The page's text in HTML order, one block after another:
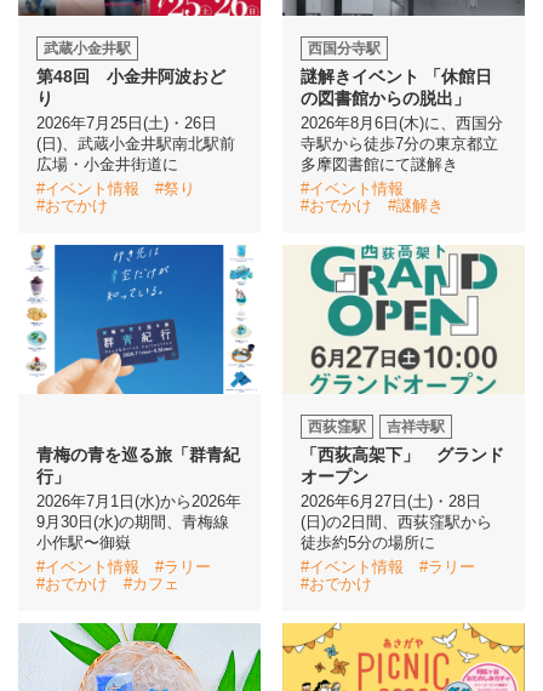
武蔵小金井駅
第48回 小金井阿波おど
り
2026年7月25日(土)・26日
(日)、武蔵小金井駅南北駅前
広場・小金井街道に
#イベント情報
#祭り
#おでかけ
西国分寺駅
謎解きイベント 「休館日
の図書館からの脱出」
2026年8月6日(木)に、西国分
寺駅から徒歩7分の東京都立
多摩図書館にて謎解き
#イベント情報
#おでかけ
#謎解き
青梅の青を巡る旅「群青紀
行」
2026年7月1日(水)から2026年
9月30日(水)の期間、青梅線
小作駅〜御嶽
#イベント情報
#ラリー
#おでかけ
#カフェ
西荻窪駅 吉祥寺駅
「西荻高架下」 グランド
オープン
2026年6月27日(土)・28日
(日)の2日間、西荻窪駅から
徒歩約5分の場所に
#イベント情報
#ラリー
#おでかけ